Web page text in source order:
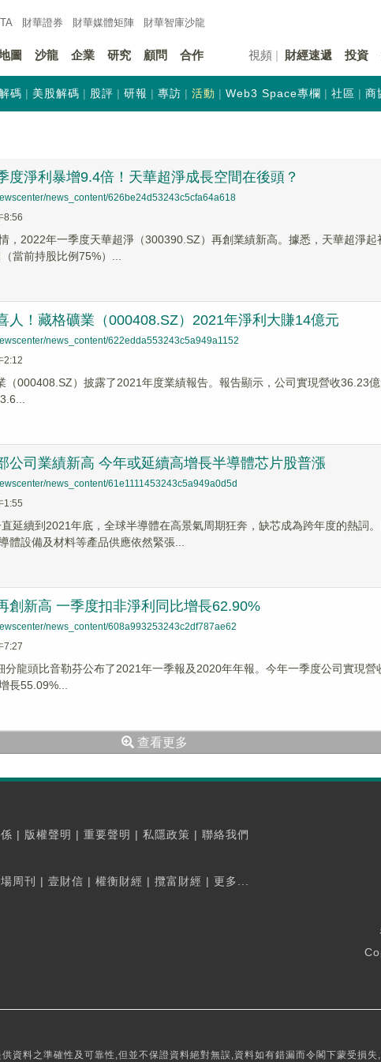
財華證券 財華媒體矩陣 財華智庫沙龍
圖 沙龍 企業 研究 顧問 合作 視頻 財經速遞 投資
碼 美股解碼 股評 研報 專訪 活動 Web3 Space專欄 社區 商
度淨利暴增9.4倍！天華超淨成長空間在後頭？
news_content/626be24d53243c5cfa64a618
8:56
，2022年一季度天華超淨（300390.SZ）再創業績新高。據悉，天華超淨
當前持股比例75%）...
人！藏格礦業（000408.SZ）2021年淨利大賺14億元
news_content/622edda553243c5a949a1152
2:12
（000408.SZ）披露了2021年度業績報告。報告顯示，公司實現營收36.23
公司業績新高 今年或延續高增長半導體芯片股普漲
news_content/61e1111453243c5a949a0d5d
1:55
延續到2021年底，全球半導體在高景氣周期狂奔，缺芯成為跨年度的熱詞
體設備及材料等產品供應依然緊張...
創新高 一季度扣非淨利同比增長62.90%
news_content/608a993253243c2df787ae62
7:27
分龍頭比音勒芬公布了2021年一季報及2020年年報。今年一季度公司實現
長55.09%...
查看更多
| 版權聲明 | 重要聲明 | 私隱政策 | 聯絡我們
周刊 | 壹財信 | 權衡財經 | 攬富財經 | 更多...
資料之準確性及可靠性,但並不保證資料絕對無誤,資料如有錯漏而令閣下蒙受損失,